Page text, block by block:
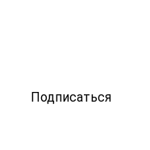
Подписаться